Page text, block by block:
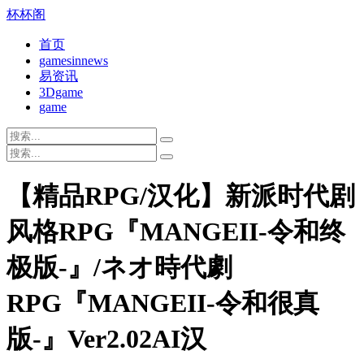
杯杯阁
首页
gamesinnews
易资讯
3Dgame
game
【精品RPG/汉化】新派时代剧
风格RPG『MANGEII-令和终
极版-』/ネオ時代劇
RPG『MANGEII-令和很真
版-』Ver2.02AI汉